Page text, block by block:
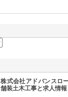
株式会社アドバンスロ
舗装土木工事と求人情報